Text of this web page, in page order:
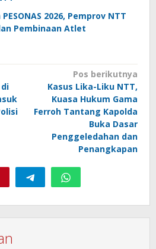
2026, Pemprov NTT
Pembinaan Atlet
Pos berikutnya
Kasus Lika-Liku NTT,
Kuasa Hukum Gama
Ferroh Tantang Kapolda
Buka Dasar
Penggeledahan dan
Penangkapan